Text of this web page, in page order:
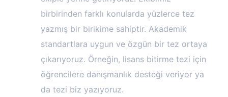
birbirinden farklı konularda yüzlerce tez
yazmış bir birikime sahiptir. Akademik
standartlara uygun ve özgün bir tez ortaya
çıkarıyoruz. Örneğin, lisans bitirme tezi için
öğrencilere danışmanlık desteği veriyor ya
da tezi biz yazıyoruz.